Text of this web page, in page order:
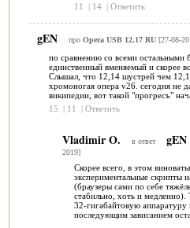
11
| 14 | Ответить
gEN про Opera USB 12.17 RU[27-08-
по сравнению со всеми остальными
единственный вменяемый и скорее
Слышал, что 12,14 шустрей чем
хромоногая опера v26. сегодня не
википедии, вот такой "прогресъ"
15
11 Ответить
Vladimir O. в ответ gEN
2019]
Скорее всего, в этом
экспериментальные скрипты
(браузеры сами по себе
стабильно, хоть и
32-гигабайтовую аппаратуру
последующим зависанием